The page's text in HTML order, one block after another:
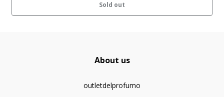
Sold out
About us
outletdelprofumo